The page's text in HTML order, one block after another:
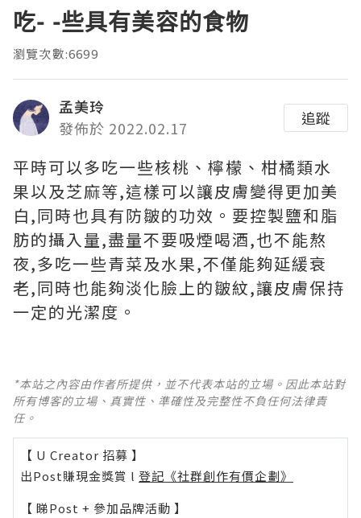
吃- -些具有美容的食物
瀏覽次數:6699
孟美玲
發佈於 2022.02.17
追蹤
平時可以多吃一些核桃、檸檬、柑橘類水
果以及芝麻等,這樣可以讓皮膚變得更加美
白,同時也具有防皺的功效。要控製鹽和脂
肪的攝入量,盡量不要吸煙喝酒,也不能熬
夜,多吃一些青菜及水果,不僅能夠延緩衰
老,同時也能夠淡化臉上的皺紋,讓皮膚保持
一定的光潔度。
*本站之內容由作者所提供，並不代表本站的立場。因此本站對
所有博客的立場、真實性、準確性及完整性不負任何法律責
任。
【 U Creator 招募 】
出Post賺現金獎賞 l 登記《社群創作有價企劃》
【 睇Post + 參加品牌活動 】